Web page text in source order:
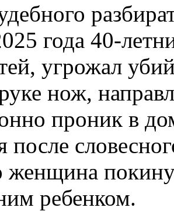
года 40-
угрожал
нож,
проник в
после
женщина
ребенком.